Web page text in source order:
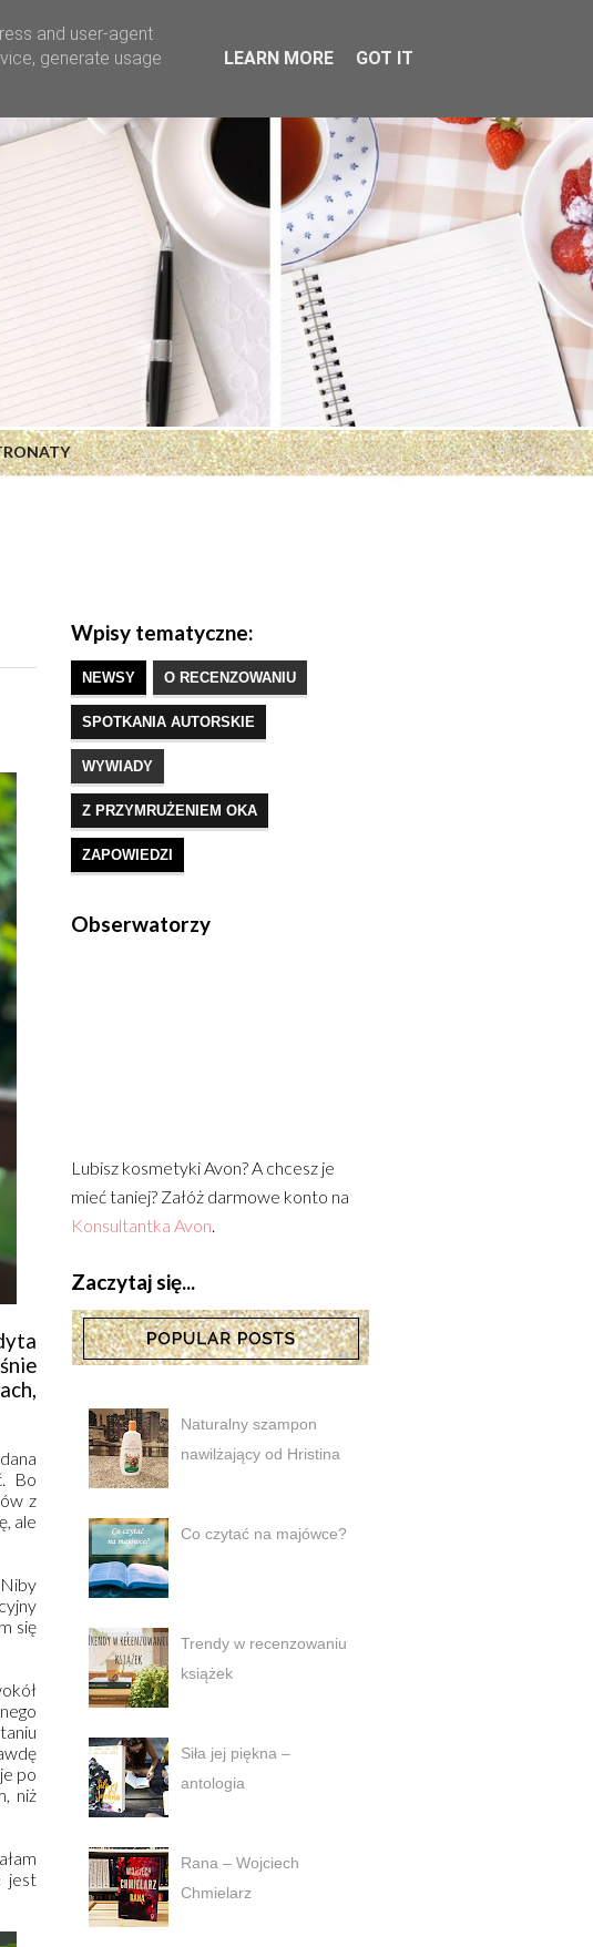
Bo
z
ale
się
po
niż
jest
Wpisy tematyczne:
NEWSY O RECENZOWANIU
SPOTKANIA AUTORSKIE
WYWIADY
Z PRZYMRUŻENIEM OKA
ZAPOWIEDZI
Obserwatorzy
Lubisz kosmetyki Avon? A chcesz je
mieć taniej? Załóż darmowe konto na
Konsultantka Avon.
Zaczytaj się...
Naturalny szampon
nawilżający od Hristina
Co czytać na majówce?
Trendy w recenzowaniu
książek
Siła jej piękna –
antologia
Rana – Wojciech
Chmielarz
and user-agent
generate usage
LEARN MORE GOT IT